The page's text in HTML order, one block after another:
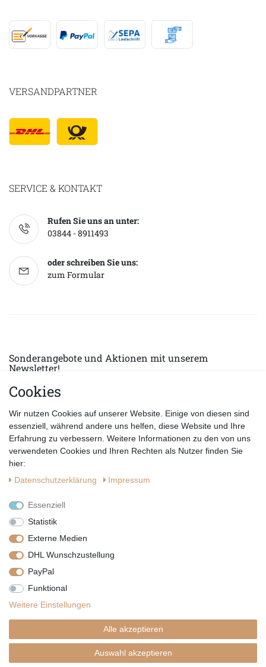
VERSANDPARTNER
SERVICE & KONTAKT
Rufen Sie uns an unter:
03844 - 8911493
oder schreiben Sie uns:
zum Formular
Sonderangebote und Aktionen mit unserem
Newsletter!
E-MAIL *
Datenschutzerklärung
Vertrag widerrufen
Copyright by Telli´s Welt
Cookies
Wir nutzen Cookies auf unserer Website. Einige von diesen sind
essenziell, während andere uns helfen, diese Website und Ihre
Erfahrung zu verbessern. Weitere Informationen zu den von uns
verwendeten Cookies und Ihren Rechten als Nutzer finden Sie
hier:
Daten­schutz­erklärung
Impressum
Essenziell
Statistik
Externe Medien
DHL Wunschzustellung
PayPal
Funktional
Weitere Einstellungen
Alle akzeptieren
Auswahl akzeptieren